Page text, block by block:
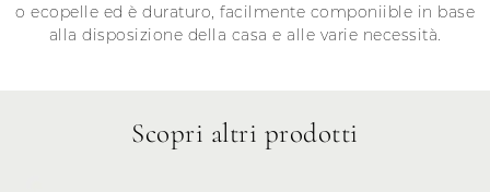
o ecopelle ed è duraturo, facilmente componiible in base
alla disposizione della casa e alle varie necessità.
Scopri altri prodotti